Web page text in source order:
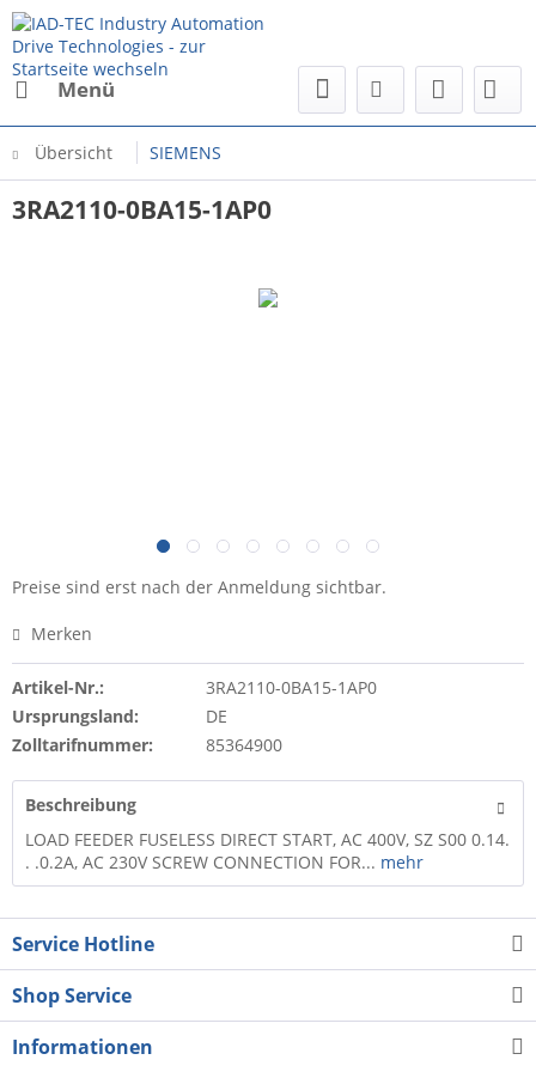
Menü
Übersicht SIEMENS
3RA2110-0BA15-1AP0
Preise sind erst nach der Anmeldung sichtbar.
Merken
Artikel-Nr.:
3RA2110-0BA15-1AP0
Ursprungsland:
DE
Zolltarifnummer:
85364900
Beschreibung
LOAD FEEDER FUSELESS DIRECT START, AC 400V, SZ S00 0.14.
. .0.2A, AC 230V SCREW CONNECTION FOR... mehr
Service Hotline
Shop Service
Informationen